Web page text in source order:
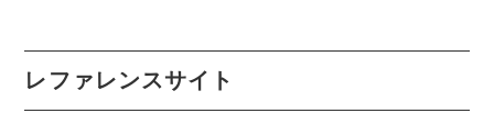
レファレンスサイト